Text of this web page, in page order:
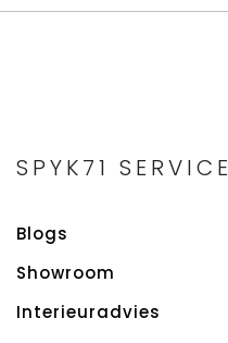
SPYK71 SERVICE
Blogs
Showroom
Interieuradvies